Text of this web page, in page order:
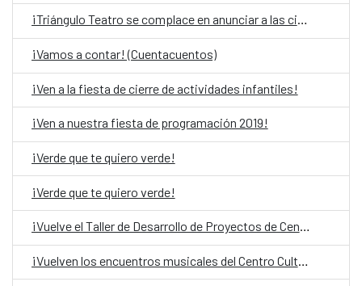
¡Triángulo Teatro se complace en anunciar a las cinco compañías seleccionadas a esta convocatoria!
¡Vamos a contar! (Cuentacuentos)
¡Ven a la fiesta de cierre de actividades infantiles!
¡Ven a nuestra fiesta de programación 2019!
¡Verde que te quiero verde!
¡Verde que te quiero verde!
¡Vuelve el Taller de Desarrollo de Proyectos de Centroamérica y Caribe!